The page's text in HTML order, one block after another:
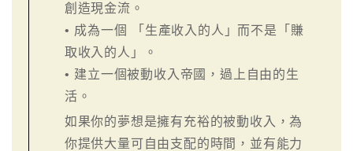
創造現金流。
• 成為一個 「生產收入的人」而不是「賺
取收入的人」。
• 建立一個被動收入帝國，過上自由的生
活。
如果你的夢想是擁有充裕的被動收入，為
你提供大量可自由支配的時間，並有能力